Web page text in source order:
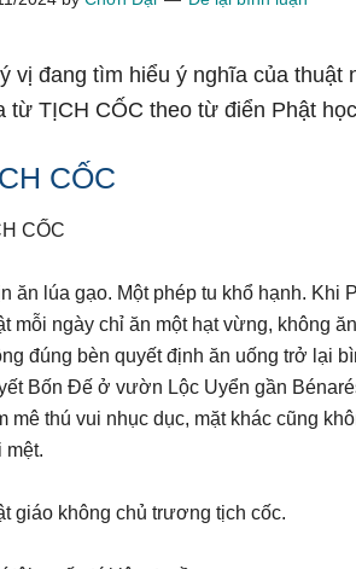
vị đang tìm hiểu ý nghĩa của
từ TỊCH CỐC theo từ điển Phật
CỐC
CỐC
ăn lúa gạo. Một phép tu khổ hạnh. Khi
mỗi ngày chỉ ăn một hạt vừng, không
đúng bèn quyết định ăn uống trở lại
Bốn Đế ở vườn Lộc Uyển gần
mê thú vui nhục dục, mặt khác cũng
mệt.
giáo không chủ trương tịch cốc.